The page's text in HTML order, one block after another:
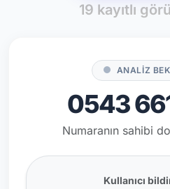
19 kayıtlı
ANALİZ
0543
Numaranın sahibi
Kullanıcı